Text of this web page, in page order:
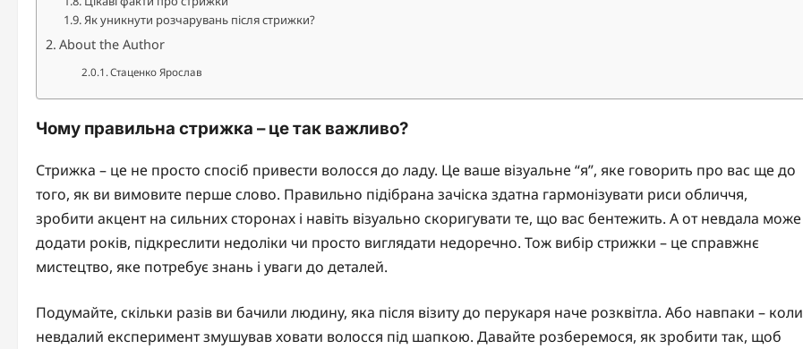
Як уникнути розчарувань після стрижки?
About the Author
Стаценко Ярослав
Чому правильна стрижка – це так важливо?
Стрижка – це не просто спосіб привести волосся до ладу. Це ваше візуальне “я”, яке говорить про вас ще до
того, як ви вимовите перше слово. Правильно підібрана зачіска здатна гармонізувати риси обличчя,
зробити акцент на сильних сторонах і навіть візуально скоригувати те, що вас бентежить. А от невдала може
додати років, підкреслити недоліки чи просто виглядати недоречно. Тож вибір стрижки – це справжнє
мистецтво, яке потребує знань і уваги до деталей.
Подумайте, скільки разів ви бачили людину, яка після візиту до перукаря наче розквітла. Або навпаки – коли
невдалий експеримент змушував ховати волосся під шапкою. Давайте розберемося, як зробити так, щоб